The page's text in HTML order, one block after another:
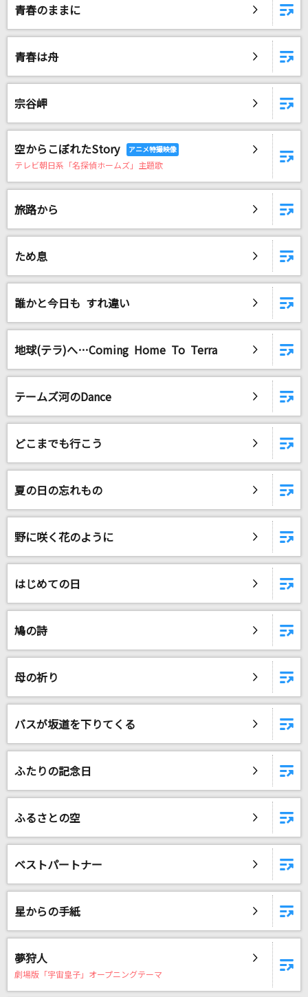
青春のままに
青春は舟
宗谷岬
空からこぼれたStory
テレビ朝日系「名探偵ホームズ」主題歌
旅路から
ため息
誰かと今日も すれ違い
地球(テラ)へ…Coming Home To Terra
テームズ河のDance
どこまでも行こう
夏の日の忘れもの
野に咲く花のように
はじめての日
鳩の詩
母の祈り
バスが坂道を下りてくる
ふたりの記念日
ふるさとの空
ベストパートナー
星からの手紙
夢狩人
劇場版「宇宙皇子」オープニングテーマ